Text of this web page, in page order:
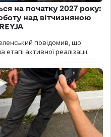
на початку 2027 року:
над вітчизняною
повідомив, що
активної реалізації.